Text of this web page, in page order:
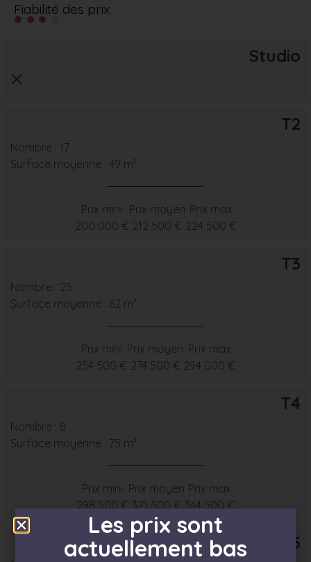
Fiabilité des prix
Studio
T2
Nombre : 17
Surface moyenne : 49 m²
Prix mini
200 000 €
Prix moyen
212 500 €
Prix max
224 500 €
T3
Nombre : 25
Surface moyenne : 62 m²
Prix mini
254 500 €
Prix moyen
274 500 €
Prix max
294 000 €
T4
Nombre : 8
Surface moyenne : 75 m²
Prix mini
298 500 €
Prix moyen
321 500 €
Prix max
344 500 €
T5
Les prix sont
actuellement bas